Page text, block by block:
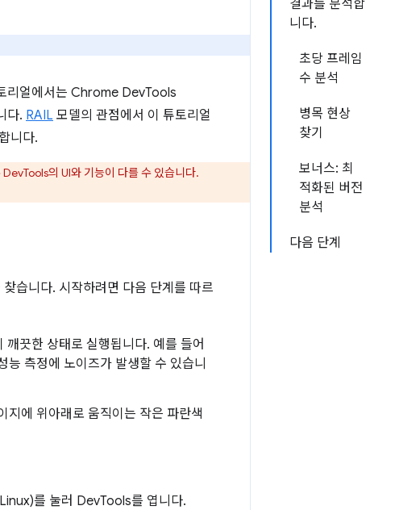
결과를 분석합
니다.
초당 프레임
수 분석
병목 현상
찾기
보너스: 최
적화된 버전
분석
다음 단계
리얼에서는 Chrome DevTools
다. RAIL 모델의 관점에서 이 튜토리얼
니다.
의 UI와 기능이 다를 수 있습니다.
습니다. 시작하려면 다음 단계를 따르
끗한 상태로 실행됩니다. 예를 들어
측정에 노이즈가 발생할 수 있습니
지에 위아래로 움직이는 작은 파란색
를 눌러 DevTools를 엽니다.